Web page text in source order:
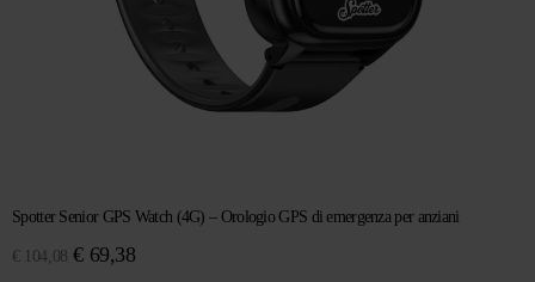
Spotter Senior GPS Watch (4G) – Orologio GPS di emergenza per anziani
€ 104,08 Il
€ 69,38Il